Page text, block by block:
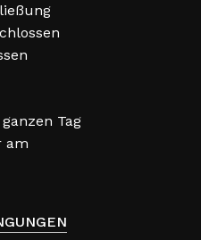
Tag
am